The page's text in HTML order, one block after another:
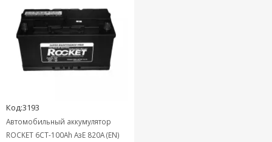
Код:3193
Автомобильный аккумулятор
ROCKET 6СТ-100Ah АзЕ 820A (EN)